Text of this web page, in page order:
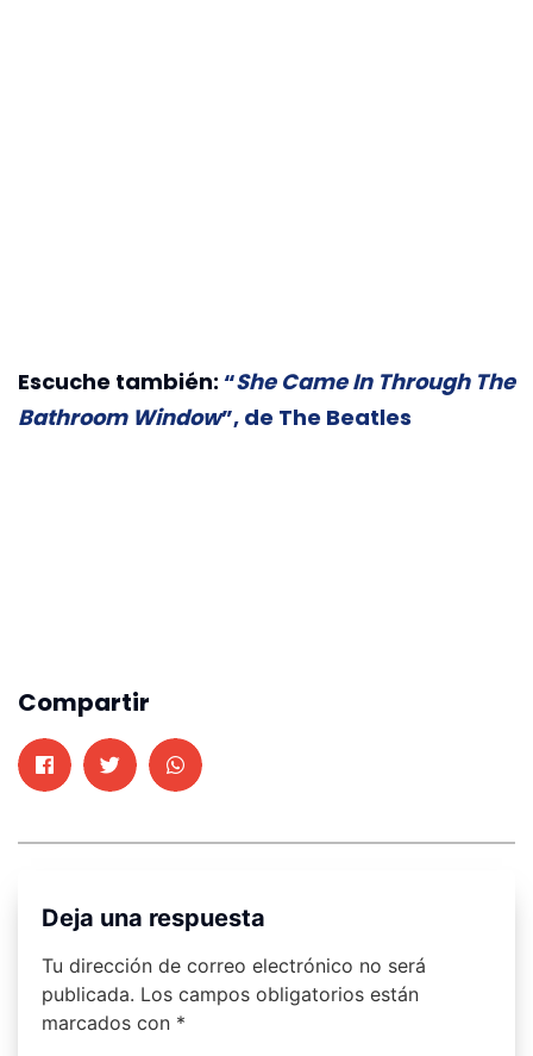
Escuche también: “She Came In Through The
Bathroom Window”, de The Beatles
Compartir
Deja una respuesta
Tu dirección de correo electrónico no será
publicada. Los campos obligatorios están
marcados con *